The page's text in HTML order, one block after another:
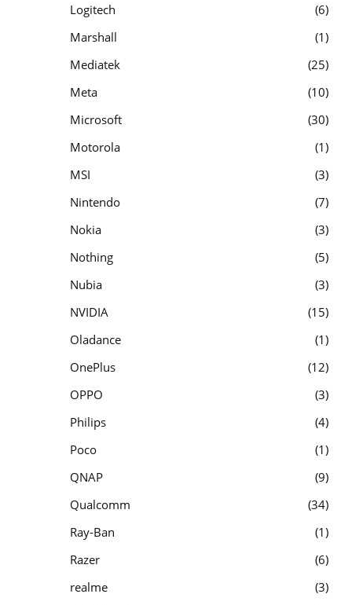
Logitech
6
Marshall
1
Mediatek
25
Meta
10
Microsoft
30
Motorola
1
MSI
3
Nintendo
7
Nokia
3
Nothing
5
Nubia
3
NVIDIA
15
Oladance
1
OnePlus
12
OPPO
3
Philips
4
Poco
1
QNAP
9
Qualcomm
34
Ray-Ban
1
Razer
6
realme
3